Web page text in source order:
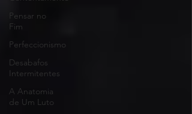
Pensar no
Fim
Perfeccionismo
Desabafos
Intermitentes
A Anatomia
de Um Luto